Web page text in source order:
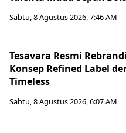
Sabtu, 8 Agustus 2026, 7:46 AM
Tesavara Resmi
Konsep Refined Label
Timeless
Sabtu, 8 Agustus 2026, 6:07 AM